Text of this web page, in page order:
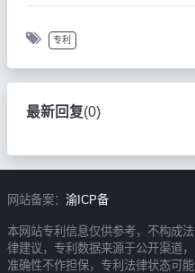
专利
最新回复(0)
网站备案： 渝ICP备
本网站专利信息仅供参考，不构成法
律建议，专利数据来源于公开渠道，
准确性不作担保，专利法律状态可能